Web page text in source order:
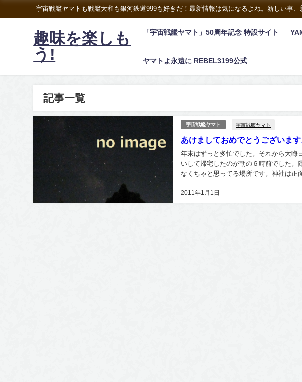
宇宙戦艦ヤマトも戦艦大和も銀河鉄道999も好きだ！最新情報は気になるよね。新しい事、
趣味を楽しも
う!
「宇宙戦艦ヤマト」50周年記念 特設サイト
ヤマトよ永遠に REBEL3199公式
記事一覧
宇宙戦艦ヤマト 宇宙戦艦ヤマト
あけましておめでとうございます
2011年1月1日
年末はずっと多忙でした。それから大晦
いして帰宅したのが朝の６時前でした
なくちゃと思ってる場所です。神社は正